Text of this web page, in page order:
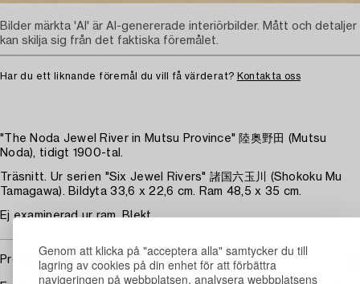
Genom att klicka på "acceptera alla" samtycker du till
lagring av cookies på din enhet för att förbättra
navigeringen på webbplatsen, analysera webbplatsens
Har du ett liknande föremål du vill få värderat? Kontakta oss
"The Noda Jewel River in Mutsu Province" 陸奥野田 (Mutsu
Noda), tidigt 1900-tal.
Träsnitt. Ur serien "Six Jewel Rivers" 諸国六玉川 (Shokoku Mu
Tamagawa). Bildyta 33,6 x 22,6 cm. Ram 48,5 x 35 cm.
Ej examinerad ur ram. Blekt.
Proveniens
Bilder märkta 'AI' är AI-genererade interiörbilder. Mått och detaljer
kan skilja sig från det faktiska föremålet.